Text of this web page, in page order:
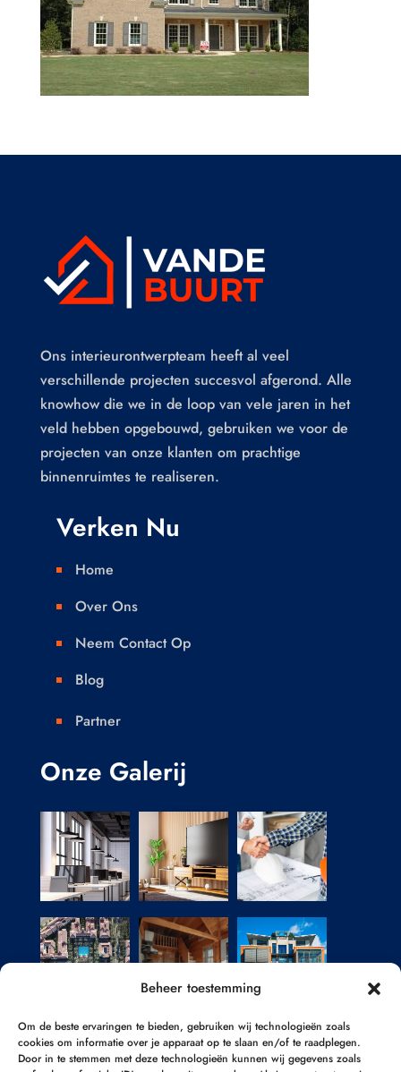
Beheer toestemming
Om de beste ervaringen te bieden, gebruiken wij technologieën zoals
cookies om informatie over je apparaat op te slaan en/of te raadplegen.
Door in te stemmen met deze technologieën kunnen wij gegevens zoals
Ons interieurontwerpteam heeft al veel
verschillende projecten succesvol afgerond. Alle
knowhow die we in de loop van vele jaren in het
veld hebben opgebouwd, gebruiken we voor de
projecten van onze klanten om prachtige
binnenruimtes te realiseren.
Verken Nu
Home
Over Ons
Neem Contact Op
Blog
Partner
Onze Galerij